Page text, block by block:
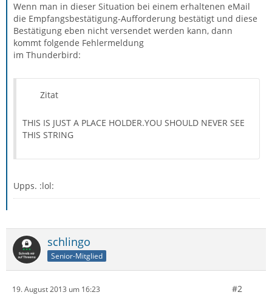
Wenn man in dieser Situation bei einem erhaltenen eMail
die Empfangsbestätigung-Aufforderung bestätigt und diese
Bestätigung eben nicht versendet werden kann, dann
kommt folgende Fehlermeldung
im Thunderbird:
Zitat
THIS IS JUST A PLACE HOLDER.YOU SHOULD NEVER SEE
THIS STRING
Upps. :lol:
schlingo
Senior-Mitglied
19. August 2013 um 16:23 #2